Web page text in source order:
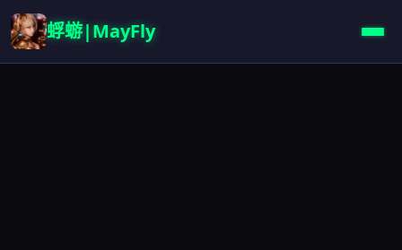
蜉蝣|MayFly